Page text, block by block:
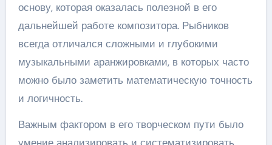
основу, которая оказалась полезной в его
дальнейшей работе композитора. Рыбников
всегда отличался сложными и глубокими
музыкальными аранжировками, в которых часто
можно было заметить математическую точность
и логичность.
Важным фактором в его творческом пути было